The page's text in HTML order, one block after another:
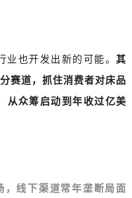
也开发出新的可能。 其
赛道，抓住消费者对床品
从众筹启动到年收过亿美
线下渠道常年垄断局面